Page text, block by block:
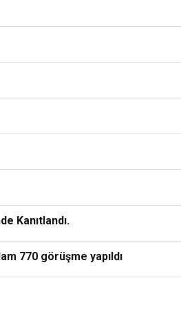
Kanıtlandı.
770 görüşme yapıldı